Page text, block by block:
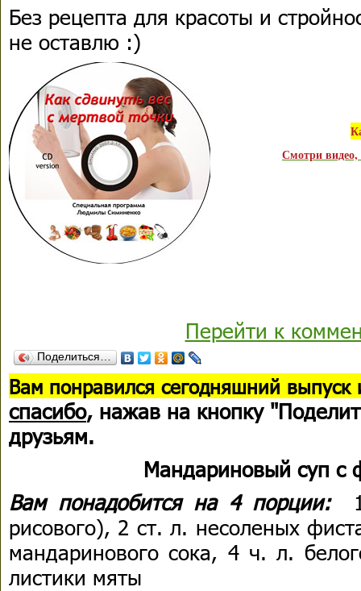
Без рецепта для красоты и
не оставлю :)
Смотри
Перейти к
Поделиться…
Вам понравился сегодняшний выпуск
спасибо, нажав на кнопку
друзьям.
Мандариновый суп с
Вам понадобится на 4 порции:
рисового), 2 ст. л. несоленых
мандаринового сока, 4 ч. л.
листики мяты